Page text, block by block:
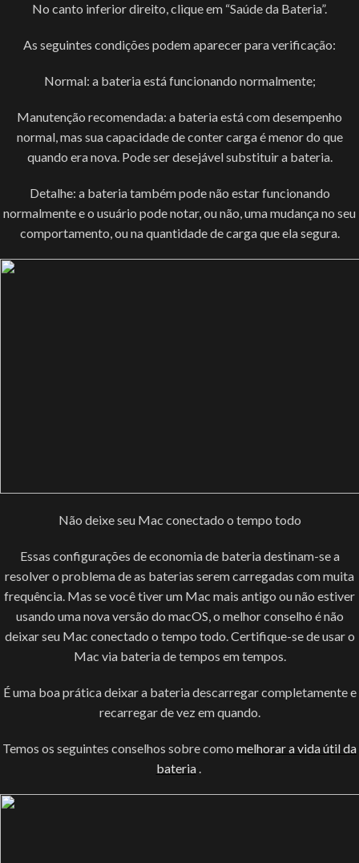
No canto inferior direito, clique em “Saúde da Bateria”.
As seguintes condições podem aparecer para verificação:
Normal: a bateria está funcionando normalmente;
Manutenção recomendada: a bateria está com desempenho
normal, mas sua capacidade de conter carga é menor do que
quando era nova. Pode ser desejável substituir a bateria.
Detalhe: a bateria também pode não estar funcionando
normalmente e o usuário pode notar, ou não, uma mudança no seu
comportamento, ou na quantidade de carga que ela segura.
Não deixe seu Mac conectado o tempo todo
Essas configurações de economia de bateria destinam-se a
resolver o problema de as baterias serem carregadas com muita
frequência. Mas se você tiver um Mac mais antigo ou não estiver
usando uma nova versão do macOS, o melhor conselho é não
deixar seu Mac conectado o tempo todo. Certifique-se de usar o
Mac via bateria de tempos em tempos.
É uma boa prática deixar a bateria descarregar completamente e
recarregar de vez em quando.
Temos os seguintes conselhos sobre como melhorar a vida útil da
bateria.